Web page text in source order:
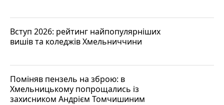
Вступ 2026: рейтинг найпопулярніших
вишів та коледжів Хмельниччини
Поміняв пензель на зброю: в
Хмельницькому попрощались із
захисником Андрієм Томчишиним